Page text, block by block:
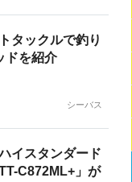
タックルで釣り
ドを紹介
シーバス
イスタンダード
C872ML+」が